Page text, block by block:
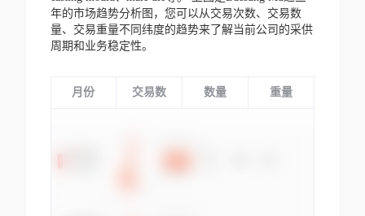
年的市场趋势分析图，您可以从交易次数、交易数
量、交易重量不同纬度的趋势来了解当前公司的采供
周期和业务稳定性。
月份 交易数 数量 重量